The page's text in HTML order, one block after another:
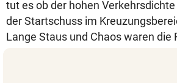
tut es ob der hohen
der Startschuss im
Lange Staus und Chaos waren die